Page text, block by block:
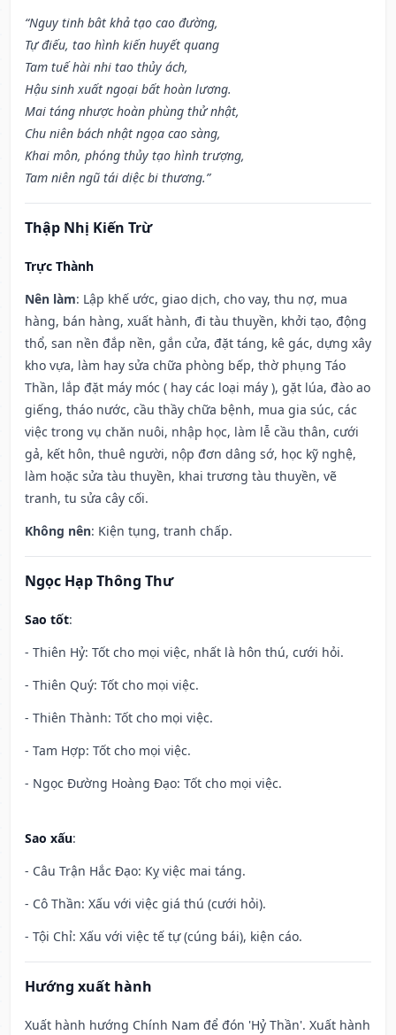
“Nguy tinh bât khả tạo cao đường,
Tự điếu, tao hình kiến huyết quang
Tam tuế hài nhi tao thủy ách,
Hậu sinh xuất ngoại bất hoàn lương.
Mai táng nhược hoàn phùng thử nhật,
Chu niên bách nhật ngọa cao sàng,
Khai môn, phóng thủy tạo hình trượng,
Tam niên ngũ tái diệc bi thương.”
Thập Nhị Kiến Trừ
Trực Thành
Nên làm: Lập khế ước, giao dịch, cho vay, thu nợ, mua
hàng, bán hàng, xuất hành, đi tàu thuyền, khởi tạo, động
thổ, san nền đắp nền, gắn cửa, đặt táng, kê gác, dựng xây
kho vựa, làm hay sửa chữa phòng bếp, thờ phụng Táo
Thần, lắp đặt máy móc ( hay các loại máy ), gặt lúa, đào ao
giếng, tháo nước, cầu thầy chữa bệnh, mua gia súc, các
việc trong vụ chăn nuôi, nhập học, làm lễ cầu thân, cưới
gả, kết hôn, thuê người, nộp đơn dâng sớ, học kỹ nghệ,
làm hoặc sửa tàu thuyền, khai trương tàu thuyền, vẽ
tranh, tu sửa cây cối.
Không nên: Kiện tụng, tranh chấp.
Ngọc Hạp Thông Thư
Sao tốt:
- Thiên Hỷ: Tốt cho mọi việc, nhất là hôn thú, cưới hỏi.
- Thiên Quý: Tốt cho mọi việc.
- Thiên Thành: Tốt cho mọi việc.
- Tam Hợp: Tốt cho mọi việc.
- Ngọc Đường Hoàng Đạo: Tốt cho mọi việc.
Sao xấu:
- Câu Trận Hắc Đạo: Kỵ việc mai táng.
- Cô Thần: Xấu với việc giá thú (cưới hỏi).
- Tội Chỉ: Xấu với việc tế tự (cúng bái), kiện cáo.
Hướng xuất hành
Xuất hành hướng Chính Nam để đón 'Hỷ Thần'. Xuất hành